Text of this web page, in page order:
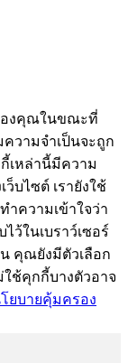
องคุณในขณะที่
วามจำเป็นจะถูก
เหล่านี้มีความ
บไซต์ เรายังใช้
ำความเข้าใจว่า
ว้ในเบราว์เซอร์
คุณยังมีตัวเลือก
ใช้คุกกี้บางตัวอาจ
ยบายคุ้มครอง